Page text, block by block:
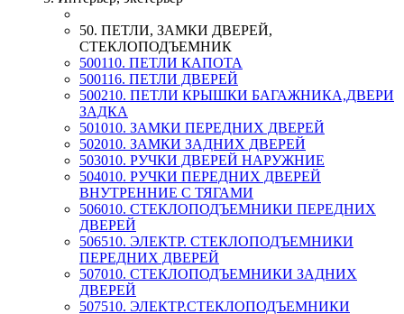
50. ПЕТЛИ, ЗАМКИ ДВЕРЕЙ,
СТЕКЛОПОДЪЕМНИК
500110. ПЕТЛИ КАПОТА
500116. ПЕТЛИ ДВЕРЕЙ
500210. ПЕТЛИ КРЫШКИ БАГАЖНИКА,ДВЕРИ
ЗАДКА
501010. ЗАМКИ ПЕРЕДНИХ ДВЕРЕЙ
502010. ЗАМКИ ЗАДНИХ ДВЕРЕЙ
503010. РУЧКИ ДВЕРЕЙ НАРУЖНИЕ
504010. РУЧКИ ПЕРЕДНИХ ДВЕРЕЙ
ВНУТРЕННИЕ С ТЯГАМИ
506010. СТЕКЛОПОДЪЕМНИКИ ПЕРЕДНИХ
ДВЕРЕЙ
506510. ЭЛЕКТР. СТЕКЛОПОДЪЕМНИКИ
ПЕРЕДНИХ ДВЕРЕЙ
507010. СТЕКЛОПОДЪЕМНИКИ ЗАДНИХ
ДВЕРЕЙ
507510. ЭЛЕКТР.СТЕКЛОПОДЪЕМНИКИ